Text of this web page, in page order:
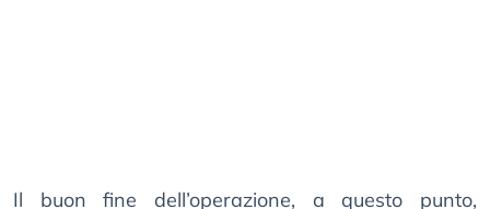
Il buon fine dell’operazione, a questo punto,